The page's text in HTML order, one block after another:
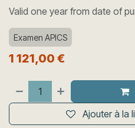
Valid one year from date of
Examen APICS
1 121,00 €
Ajouter à la